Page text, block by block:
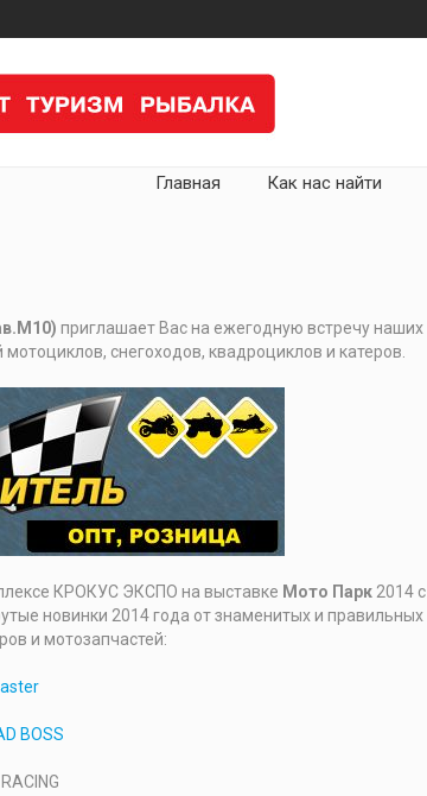
Главная Как нас найти
приглашает Вас на ежегодную встречу наших
снегоходов, квадроциклов и катеров.
КРОКУС ЭКСПО на выставке Мото Парк 2014 с
новинки 2014 года от знаменитых и правильных
и мотозапчастей:
BOSS